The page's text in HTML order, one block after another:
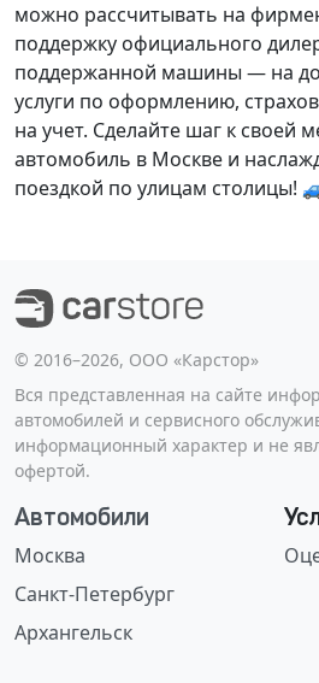
можно рассчитывать на
поддержку официального
поддержанной машины — на
услуги по оформлению,
на учет. Сделайте шаг к своей
автомобиль в Москве и
поездкой по улицам столицы!
©️ 2016–2026, ООО «Карстор»
Вся представленная на сайте
автомобилей и сервисного
информационный характер и не
офертой.
Автомобили
Москва
Санкт-Петербург
Архангельск